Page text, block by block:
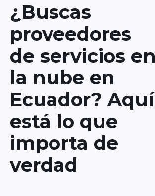
¿Buscas
proveedores
de servicios en
la nube en
Ecuador? Aquí
está lo que
importa de
verdad